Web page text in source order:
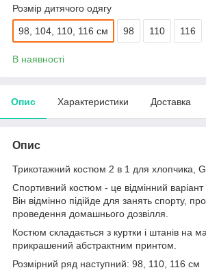
Розмір дитячого одягу
98, 104, 110, 116 см 98 110 116
В наявності
Опис Характеристики Доставка
Опис
Трикотажний костюм 2 в 1 для хлопчика,
Спортивний костюм - це відмінний варіант
Він відмінно підійде для занять спорту,
проведення домашнього дозвілля.
Костюм складається з куртки і штанів на
прикрашений абстрактним принтом.
Розмірний ряд наступний: 98, 110, 116 см